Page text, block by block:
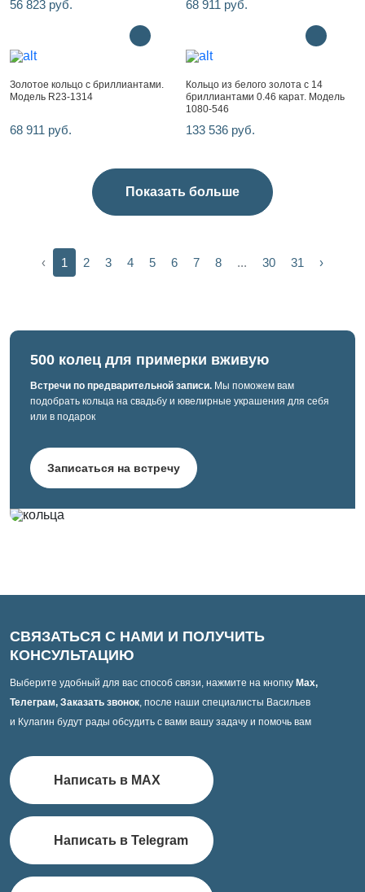
56 823 руб. 68 911 руб.
Золотое кольцо с бриллиантами.
Модель R23-1314
68 911 руб.
Кольцо из белого золота с 14
бриллиантами 0.46 карат. Модель
1080-546
133 536 руб.
Показать больше
‹ 1 2 3 4 5 6 7 8 ... 30 31 ›
500 колец для примерки вживую
Встречи по предварительной записи. Мы поможем вам
подобрать кольца на свадьбу и ювелирные украшения для себя
или в подарок
Записаться на встречу
СВЯЗАТЬСЯ С НАМИ И ПОЛУЧИТЬ
КОНСУЛЬТАЦИЮ
Выберите удобный для вас способ связи, нажмите на кнопку Max,
Телеграм, Заказать звонок, после наши специалисты Васильев
и Кулагин будут рады обсудить с вами вашу задачу и помочь вам
Написать в MAX
Написать в Telegram